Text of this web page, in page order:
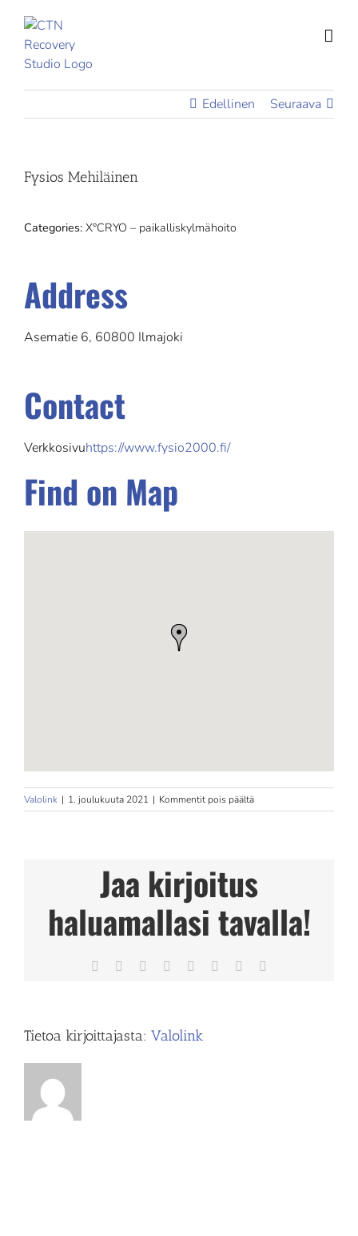
content
Edellinen Seuraava
Fysios Mehiläinen
Categories: X°CRYO – paikalliskylmähoito
Address
Asematie 6, 60800 Ilmajoki
Contact
Verkkosivuhttps://www.fysio2000.fi/
Find on Map
Valolink | 1. joulukuuta 2021 | Kommentit pois päältäartikkelissa
Fysios
Jaa kirjoitus
haluamallasi tavalla!
Facebook Reddit LinkedIn
TumblrPinterest
Tietoa kirjoittajasta: Valolink